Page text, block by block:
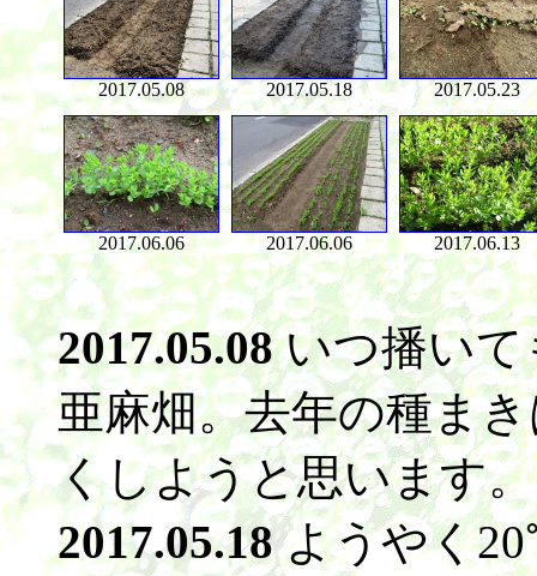
2017.05.08 2017.05.18 2017.05.23
2017.06.06 2017.06.06 2017.06.13
2017.05.08いつ播いて
亜麻畑。去年の種ま
くしようと思います。
2017.05.18ようやく